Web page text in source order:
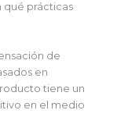
qué prácticas
de
en
tiene un
en el medio